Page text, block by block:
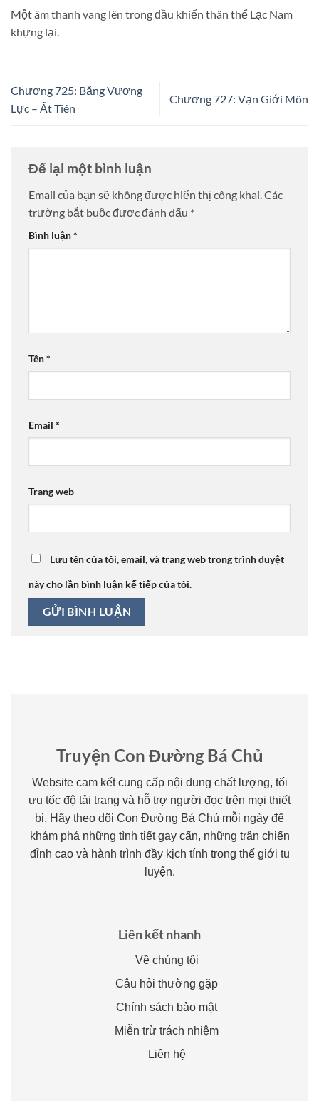
Một âm thanh vang lên trong đầu khiến thân thể Lạc Nam
khựng lại.
Chương 725: Băng Vương
Lực – Ất Tiên
Chương 727: Vạn Giới Môn
Để lại một bình luận
Email của bạn sẽ không được hiển thị công khai.Các
trường bắt buộc được đánh dấu *
Bình luận*
Tên*
Email *
Trang web
Lưu tên của tôi, email, và trang web trong trình duyệt
này cho lần bình luận kế tiếp của tôi.
Truyện Con Đường Bá Chủ
Website cam kết cung cấp nội dung chất lượng, tối
ưu tốc độ tải trang và hỗ trợ người đọc trên mọi thiết
bị. Hãy theo dõi Con Đường Bá Chủ mỗi ngày để
khám phá những tình tiết gay cấn, những trận chiến
đỉnh cao và hành trình đầy kịch tính trong thế giới tu
luyện.
Liên kết nhanh
Về chúng tôi
Câu hỏi thường gặp
Chính sách bảo mật
Miễn trừ trách nhiệm
Liên hệ